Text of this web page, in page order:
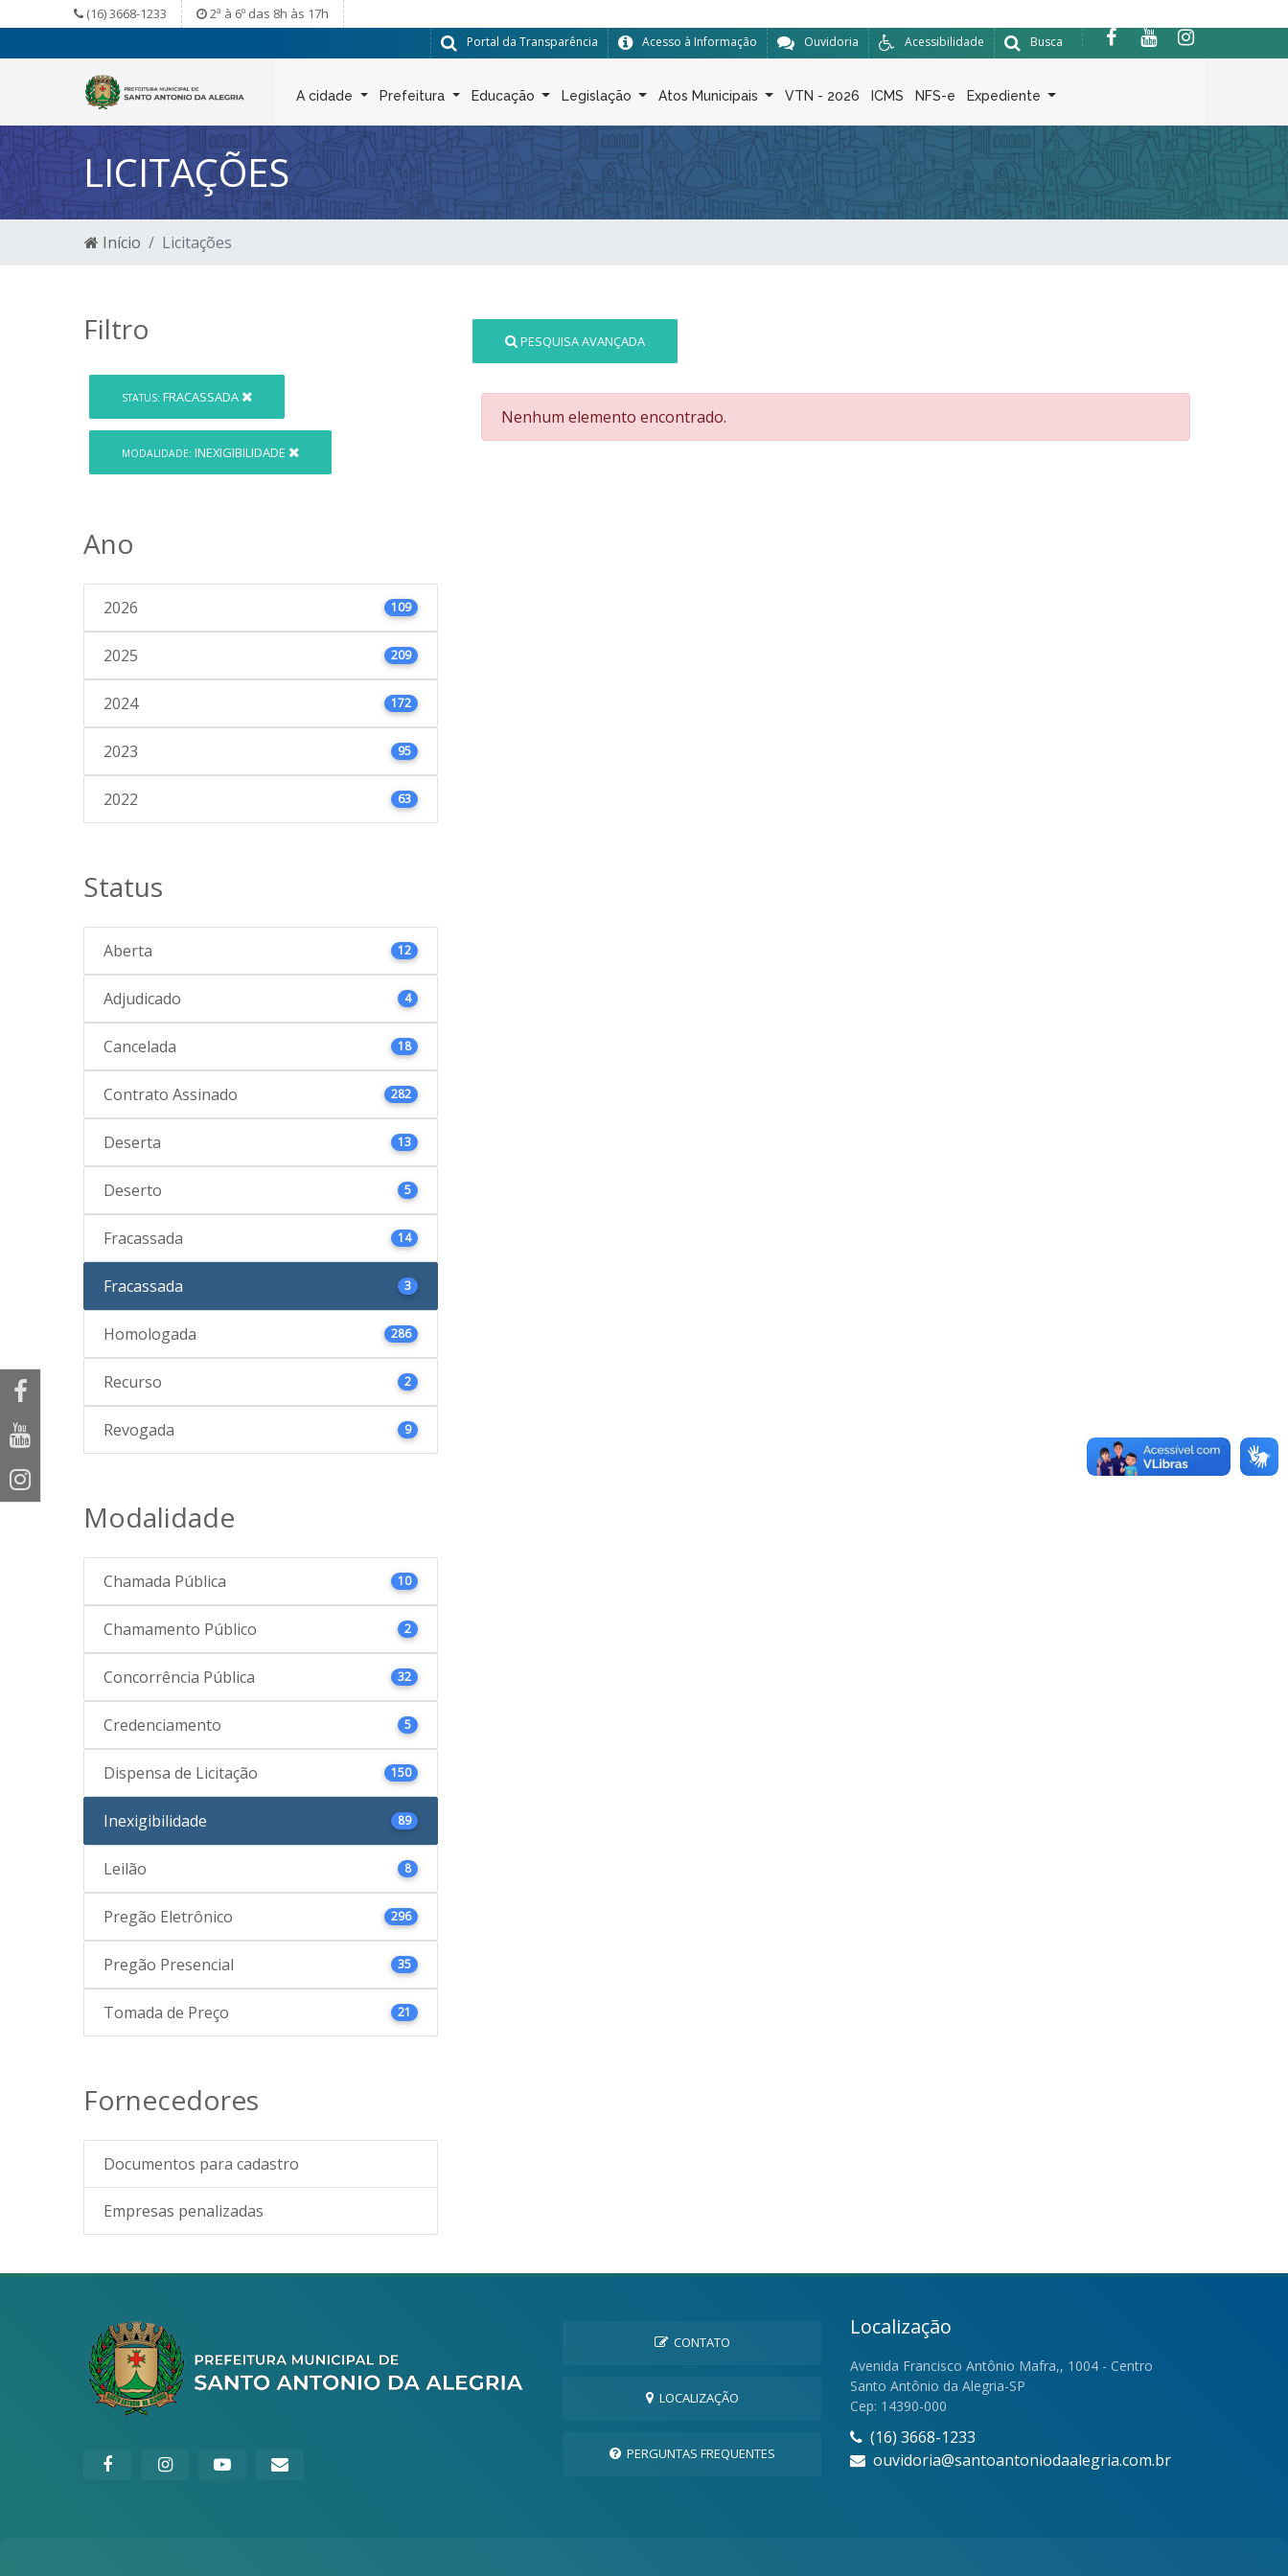
(16) 3668-1233 2ª à 6º das 8h às 17h
Busca
Acessibilidade
Ouvidoria
Acesso à Informação
Portal da Transparência
A cidade Prefeitura Educação Legislação Atos Municipais VTN - 2026 ICMS NFS-e Expediente
LICITAÇÕES
Início Licitações
Filtro
STATUS: FRACASSADA
MODALIDADE: INEXIGIBILIDADE
Ano
2026 109
2025 209
2024 172
2023 95
2022 63
Status
Aberta 12
Adjudicado 4
Cancelada 18
Contrato Assinado 282
Deserta 13
Deserto 5
Fracassada 14
Fracassada 3
Homologada 286
Recurso 2
Revogada 9
Modalidade
Chamada Pública 10
Chamamento Público 2
Concorrência Pública 32
Credenciamento 5
Dispensa de Licitação 150
Inexigibilidade 89
Leilão 8
Pregão Eletrônico 296
Pregão Presencial 35
Tomada de Preço 21
Fornecedores
Documentos para cadastro
Empresas penalizadas
PESQUISA AVANÇADA
Nenhum elemento encontrado.
CONTATO
LOCALIZAÇÃO
PERGUNTAS FREQUENTES
Localização
Avenida Francisco Antônio Mafra,, 1004 - Centro
Santo Antônio da Alegria-SP
Cep: 14390-000
(16) 3668-1233
ouvidoria@santoantoniodaalegria.com.br